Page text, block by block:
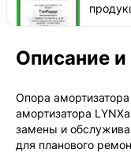
ТопРадар —
сегодня, бесплатно
СДЭК — Курьер
1-3 дня, от 385 ₽
Описание
Опора
амортизатора
замены и
для планового